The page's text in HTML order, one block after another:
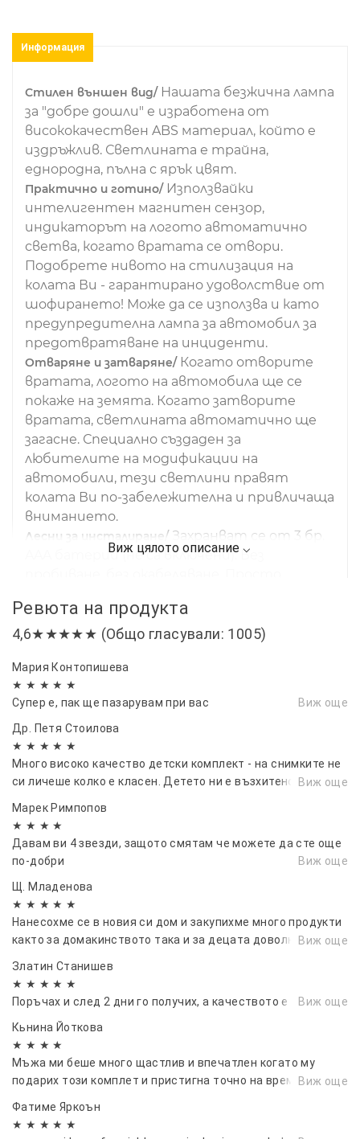
Информация
Стилен външен вид/Нашата безжична лампа
за "добре дошли" е изработена от
висококачествен ABS материал, който е
издръжлив. Светлината е трайна,
еднородна, пълна с ярък цвят.
Практично и готино/ Използвайки
интелигентен магнитен сензор,
индикаторът на логото автоматично
светва, когато вратата се отвори.
Подобрете нивото на стилизация на
колата Ви - гарантирано удоволствие от
шофирането! Може да се използва и като
предупредителна лампа за автомобил за
предотвратяване на инциденти.
Отваряне и затваряне/Когато отворите
вратата, логото на автомобила ще се
покаже на земята. Когато затворите
вратата, светлината автоматично ще
загасне. Специално създаден за
любителите на модификации на
автомобили, тези светлини правят
колата Ви по-забележителна и привличаща
вниманието.
Лесни за инсталиране/Захранват се от 3 бр.
AAA батерии (не са включени). Без
светлината на вратата върху плоската
част на панела на вратата и залепете
Опаковка/1 комплект от 2 броя светлини.
Препоръчително е да закупите 2
комплекта от 4 светлини, които ще
направят колата ви още по-яка и по-
стилна през нощта. Перфектни подаръци
за семейство, клубни приятели, фенове на
автомобили, приятели. Като коледен
подарък, празничен подарък.
Ревюта на продукта
4,6★★★★★ (Общо гласували: 1005)
Мария Контопишева
★ ★ ★ ★ ★
Супер е, пак ще пазарувам при вас
Виж още
Др. Петя Стоилова
★ ★ ★ ★ ★
Много високо качество детски комплект - на снимките не
си личеше колко е класен. Детето ни е възхитено. Много
Виж още
Марек Римпопов
★ ★ ★ ★
Давам ви 4 звезди, защото смятам че можете да сте още
по-добри
Виж още
Щ. Младенова
★ ★ ★ ★ ★
Нанесохме се в новия си дом и закупихме много продукти
както за домакинството така и за децата доволнаВиж още
Златин Станишев
★ ★ ★ ★ ★
Поръчах и след 2 дни го получих, а качеството е на ниво.
Виж още
Кьнина Йоткова
★ ★ ★ ★
Мъжа ми беше много щастлив и впечатлен когато му
подарих този комплет и пристигна точно на време заВиж още
Фатиме Яркоън
★ ★ ★ ★ ★